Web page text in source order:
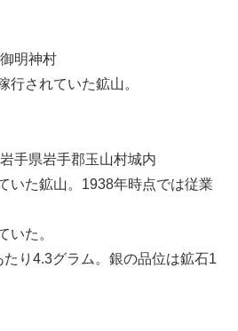
明神村
行されていた鉱山。
岩手県岩手郡玉山村城内
いた鉱山。1938年時点では従業
いた。
り4.3グラム。銀の品位は鉱石1